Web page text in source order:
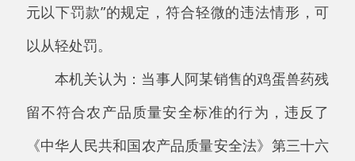
经营者有下列行为之一，尚不构成犯罪的，由县
级以上地方人民政府农业农村主管部门责令停止
生产经营、追回已经销售的农产品，对违法生产
经营的农产品进行无害化处理或者予以监督销
毁，没收违法所得，并可以没收用于违法生产经